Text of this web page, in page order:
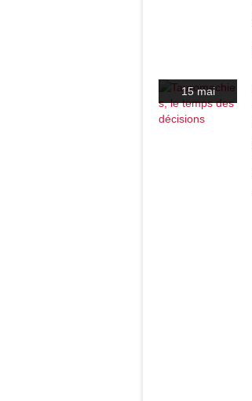
15 mai